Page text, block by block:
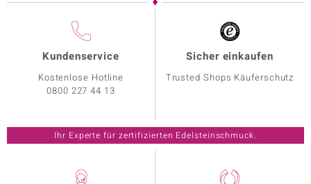
Kundenservice
Kostenlose Hotline
0800 227 44 13
Sicher einkaufen
Trusted Shops Käuferschutz
Ihr Experte für zertifizierten Edelsteinschmuck.